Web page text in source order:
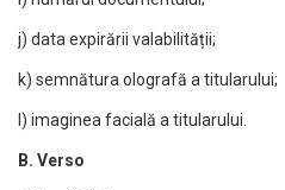
j) data expirării valabilității;
k) semnătura olografă a titularului;
l) imaginea facială a titularului.
B. Verso